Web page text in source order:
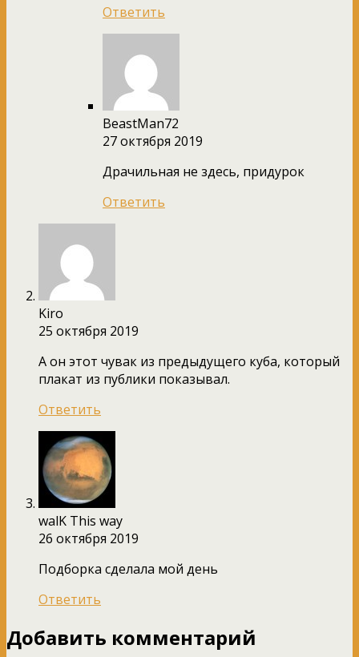
Ответить
BeastMan72
27 октября 2019
Драчильная не здесь, придурок
Ответить
Kiro
25 октября 2019
А он этот чувак из предыдущего куба, который
плакат из публики показывал.
Ответить
walK This way
26 октября 2019
Подборка сделала мой день
Ответить
Добавить комментарий